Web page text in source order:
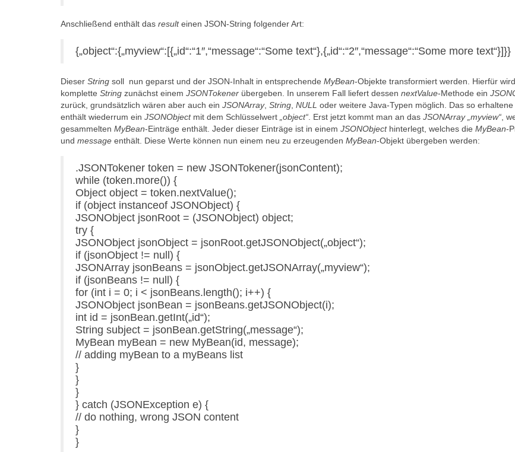
Anschließend enthält das resulteinen JSON-String folgender Art:
{„object“:{„myview“:[{„id“:“1″,“message“:“Some text“},{„id“:“2″,“message“:“Some more text“}]}}
Dieser String soll nun geparst und der JSON-Inhalt in entsprechende MyBean-Objekte transformiert werden. Hierfür
komplette String zunächst einem JSONTokener übergeben. In unserem Fall liefert dessen nextValue-Methode ein
zurück, grundsätzlich wären aber auch ein JSONArray, String NULL oder weitere Java-Typen möglich. Das so erhaltene
enthält wiederrum ein JSONObjectmit dem Schlüsselwert „object“ . Erst jetzt kommt man an das JSONArray „myview“ ,
gesammelten MyBean-Einträge enthält. Jeder dieser Einträge ist in einem JSONObjecthinterlegt, welches die MyBean-
und message enthält. Diese Werte können nun einem neu zu erzeugenden MyBean-Objekt übergeben werden:
.JSONTokener token = new JSONTokener(jsonContent);
while (token.more()) {
Object object = token.nextValue();
if (object instanceof JSONObject) {
JSONObject jsonRoot = (JSONObject) object;
try {
JSONObject jsonObject = jsonRoot.getJSONObject(„object“);
if (jsonObject != null) {
JSONArray jsonBeans = jsonObject.getJSONArray(„myview“);
if (jsonBeans != null) {
for (int i = 0; i < jsonBeans.length(); i++) {
JSONObject jsonBean = jsonBeans.getJSONObject(i);
int id = jsonBean.getInt(„id“);
String subject = jsonBean.getString(„message“);
MyBean myBean = new MyBean(id, message);
// adding myBean to a myBeans list
}
}
}
} catch (JSONException e) {
// do nothing, wrong JSON content
}
}